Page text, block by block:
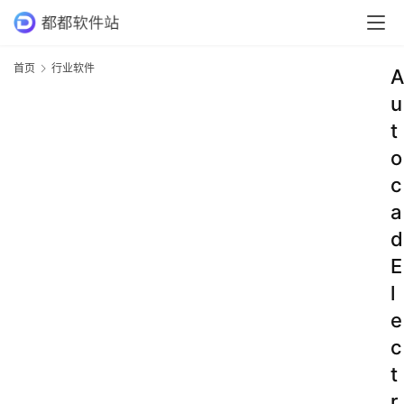
首页 行业软件
A
u
t
o
c
a
d
E
l
e
c
t